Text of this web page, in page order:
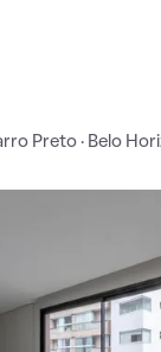
Preto · Belo